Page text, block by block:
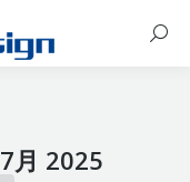
7月 2025